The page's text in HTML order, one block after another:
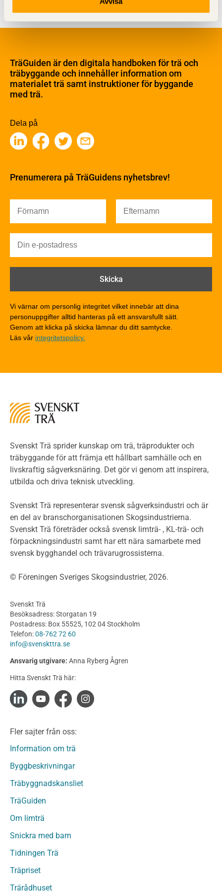
Skogsbruk
Barrträdets uppbyggnad
Träets egenskaper och kvalitet
Träbaserade produkter
Kemisk behandling
Fakta om Limträ
Värmeisolering och lufttäthet
Ljud
Brandsäkerhet
Brandsäkerhet
Brandförlopp i byggnader
Brandklasser för material och konstruktioner
Detaljlösningar
Träytors brandegenskaper
Tekniska byten med sprinkler
Riskvärdering i flervåningsbostadshus
Miljöeffekter
LCA
Miljödeklarationer och märkning
Termer och förkortningar
Planering
Klimatkalkylator hallar
Projektering av trähus - generellt
Byggsystem
Fasadsystem i skivmaterial
Bullerskärmar och andra utomhuskonstruktioner
Byggnation och utförande
Utförande
Produkter
Konstruktionsvirke
Konstruktionsvirke Behandlat
Konstruktionsvirke Fingerskarvat
Konstruktionsvirke Fingerskarvat Obehandlat
Limträ
Fanerträ
Fanerträ Obehandlat
Träpanel och Utvändig beklädnad Behandlat
Träpanel och utvändig beklädnad Obehandlat
Trägolv
Trägolv Obehandlat
Sågat virke
Sågat virke Behandlat
Övriga träprodukter
Övrigt byggvirke
TräGuiden är den digitala handboken för trä och
träbyggande och innehåller information om
materialet trä samt instruktioner för byggande
med trä.
Dela på
Prenumerera på TräGuidens nyhetsbrev!
Vi värnar om personlig integritet vilket innebär att dina
personuppgifter alltid hanteras på ett ansvarsfullt sätt.
Genom att klicka på skicka lämnar du ditt samtycke.
Läs vår integritetspolicy.
Svenskt Trä sprider kunskap om trä, träprodukter och
träbyggande för att främja ett hållbart samhälle och en
livskraftig sågverksnäring. Det gör vi genom att inspirera,
utbilda och driva teknisk utveckling.
Svenskt Trä representerar svensk sågverksindustri och är
en del av branschorganisationen Skogsindustrierna.
Svenskt Trä företräder också svensk limträ- , KL-trä- och
förpackningsindustri samt har ett nära samarbete med
svensk bygghandel och trävarugrossisterna.
© Föreningen Sveriges Skogsindustrier, 2026.
Svenskt Trä
Besöksadress: Storgatan 19
Postadress: Box 55525, 102 04 Stockholm
Telefon:08-762 72 60
info@svenskttra.se
Ansvarig utgivare: Anna Ryberg Ågren
Hitta Svenskt Trä här:
Fler sajter från oss:
Information om trä
Byggbeskrivningar
Träbyggnadskansliet
TräGuiden
Om limträ
Snickra med barn
Tidningen Trä
Träpriset
Trärådhuset